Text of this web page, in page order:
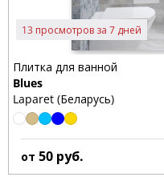
13 просмотров за 7 дней
Плитка для ванной
Blues
Laparet (Беларусь)
от 50 руб.